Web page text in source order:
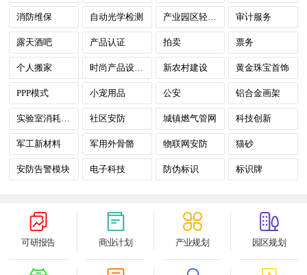
消防维保 自动光学检测 审计服务
露天酒吧 产品认证 拍卖 票务
个人搬家 时尚产品设计服务 新农村建设 黄金珠宝首饰
PPP模式 小宠用品 公安 铝合金画架
社区安防 城镇燃气管网 科技创新
军工新材料 军用外骨骼 物联网安防 猫砂
安防告警模块 电子科技 防伪标识 标识牌
可研报告 商业计划 产业规划 园区规划